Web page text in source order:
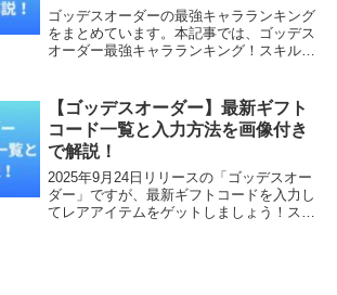
ゴッデスオーダーの最強キャラランキング
をまとめています。本記事では、ゴッデス
オーダー最強キャラランキング！スキルや
キング！ゴッデスオーダー関連記事ゴッデ
スオーダー最...
【ゴッデスオーダー】最新ギフト
コード一覧と入力方法を画像付き
で解説！
2025年9月24日リリースの「ゴッデスオー
ダー」ですが、最新ギフトコードを入力し
てレアアイテムをゲットしましょう！スタ